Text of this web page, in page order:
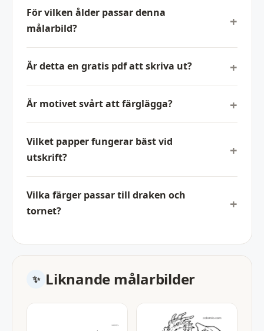
För vilken ålder passar denna
målarbild?
Är detta en gratis pdf att skriva ut?
Är motivet svårt att färglägga?
Vilket papper fungerar bäst vid
utskrift?
Vilka färger passar till draken och
tornet?
Liknande målarbilder